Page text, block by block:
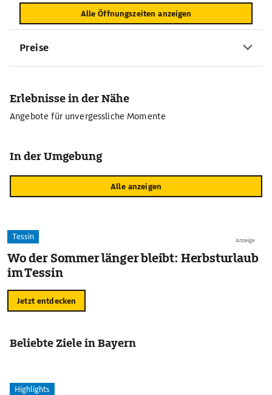
Alle Öffnungszeiten anzeigen
Preise
Erlebnisse in der Nähe
Angebote für unvergessliche Momente
In der Umgebung
Alle anzeigen
Anzeige
Tessin
Wo der Sommer länger bleibt: Herbsturlaub
im Tessin
Jetzt entdecken
Beliebte Ziele in Bayern
Highlights